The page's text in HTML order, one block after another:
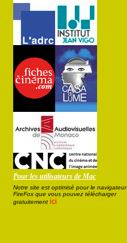
Pour les utilisateurs de Mac
Notre site est optimisé pour le navigateur
FireFox que vous pouvez télécharger
gratuitement ici